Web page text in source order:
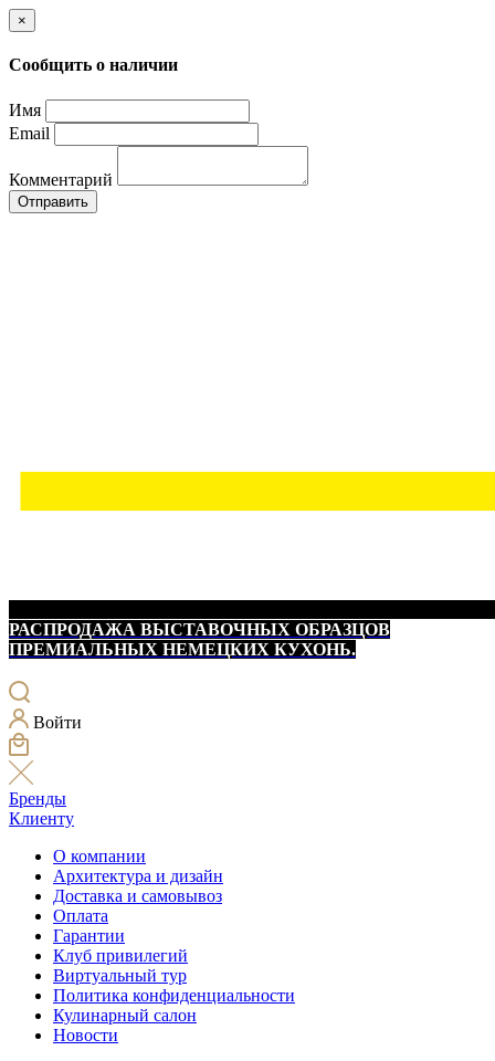
×
Сообщить о наличии
Имя
Email
Комментарий
Отправить
РАСПРОДАЖА ВЫСТАВОЧНЫХ ОБРАЗЦОВ
ПРЕМИАЛЬНЫХ НЕМЕЦКИХ КУХОНЬ.
Войти
Бренды
Клиенту
О компании
Архитектура и дизайн
Доставка и самовывоз
Оплата
Гарантии
Клуб привилегий
Виртуальный тур
Политика конфиденциальности
Кулинарный салон
Новости